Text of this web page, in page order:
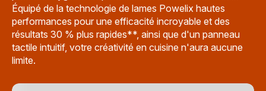
Équipé de la technologie de lames Powelix hautes
performances pour une efficacité incroyable et des
résultats 30 % plus rapides**, ainsi que d'un panneau
tactile intuitif, votre créativité en cuisine n'aura aucune
limite.